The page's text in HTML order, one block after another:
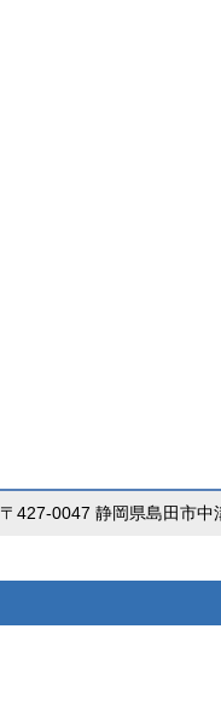
〒427-0047 静岡県島田市